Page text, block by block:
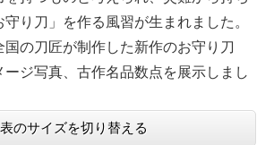
り刀」を作る風習が生まれました。
の刀匠が制作した新作のお守り刀
ージ写真、古作名品数点を展示しまし
表のサイズを切り替える